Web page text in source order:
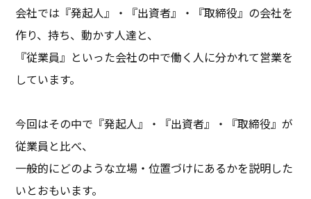
会社では『発起人』・『出資者』・『取締役』の会社を
作り、持ち、動かす人達と、
『従業員』といった会社の中で働く人に分かれて営業を
しています。
今回はその中で『発起人』・『出資者』・『取締役』が
従業員と比べ、
一般的にどのような立場・位置づけにあるかを説明した
いとおもいます。